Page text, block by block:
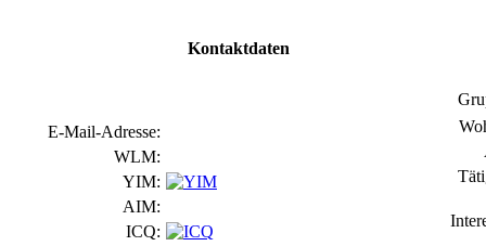
Kontaktdaten
E-Mail-Adresse:
WLM:
YIM:
AIM:
ICQ: